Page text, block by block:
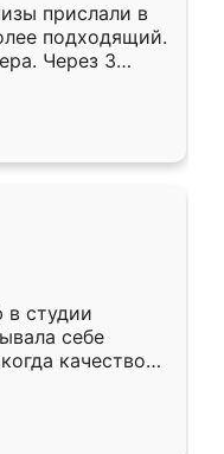
прислали в
подходящий.
Через 3
Остались
Ренессанс
в студии
себе
качеством
уже почти